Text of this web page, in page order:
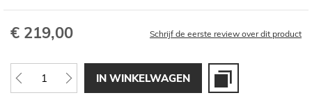
€ 219,00 Schrijf de eerste review over dit product
IN WINKELWAGEN